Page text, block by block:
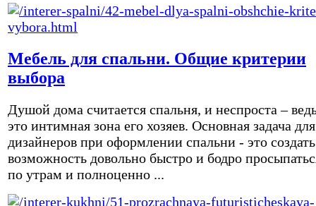
Мебель для спальни. Общие критерии
выбора
Душой дома считается спальня, и неспроста –
это интимная зона его хозяев. Основная задача для
дизайнеров при оформлении спальни - это создать
возможность довольно быстро и бодро
по утрам и полноценно ...